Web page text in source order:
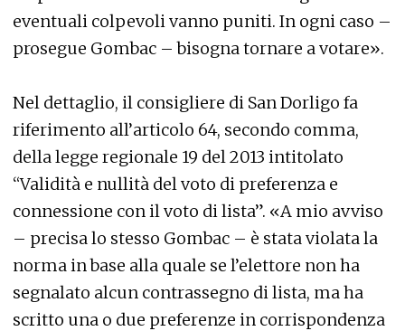
eventuali colpevoli vanno puniti. In ogni caso –
prosegue Gombac – bisogna tornare a votare».
Nel dettaglio, il consigliere di San Dorligo fa
riferimento all’articolo 64, secondo comma,
della legge regionale 19 del 2013 intitolato
“Validità e nullità del voto di preferenza e
connessione con il voto di lista”. «A mio avviso
– precisa lo stesso Gombac – è stata violata la
norma in base alla quale se l’elettore non ha
segnalato alcun contrassegno di lista, ma ha
scritto una o due preferenze in corrispondenza